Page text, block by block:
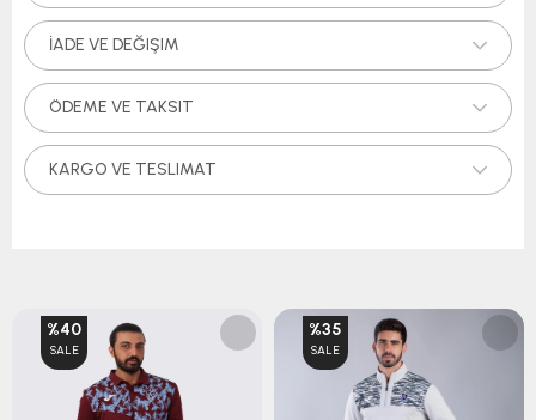
İADE VE DEĞIŞIM
ÖDEME VE TAKSIT
KARGO VE TESLIMAT
%40
SALE
%35
SALE